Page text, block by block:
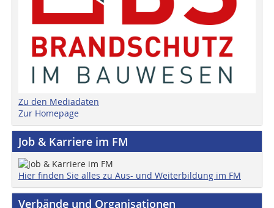
Zu den Mediadaten
Zur Homepage
Job & Karriere im FM
Hier finden Sie alles zu Aus- und Weiterbildung im FM
Verbände und Organisationen